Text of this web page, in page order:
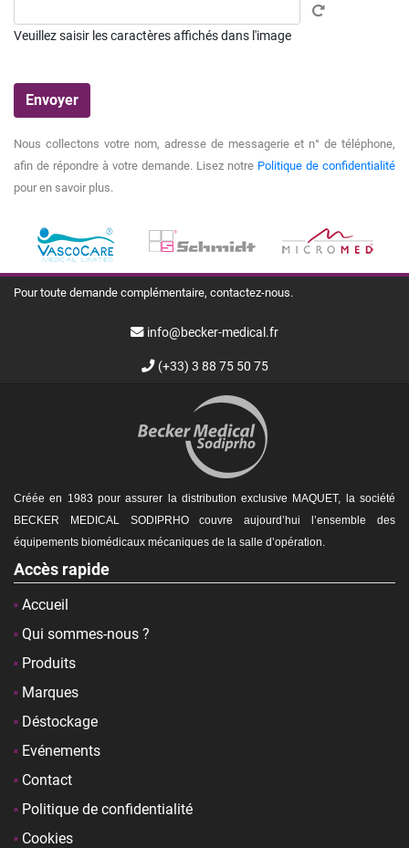
Veuillez saisir les caractères affichés dans l'image
Nous collectons votre nom, adresse de messagerie et n° de téléphone,
afin de répondre à votre demande. Lisez notre Politique de confidentialité
pour en savoir plus.
Pour toute demande complémentaire, contactez-nous.
info@becker-medical.fr
(+33) 3 88 75 50 75
Créée en 1983 pour assurer la distribution exclusive MAQUET, la société
BECKER MEDICAL SODIPRHO couvre aujourd’hui l’ensemble des
équipements biomédicaux mécaniques de la salle d’opération.
Accès rapide
Accueil
Qui sommes-nous ?
Produits
Marques
Déstockage
Evénements
Contact
Politique de confidentialité
Cookies